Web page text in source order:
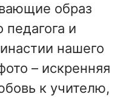
образ
педагога и
нашего
– искренняя
к учителю,